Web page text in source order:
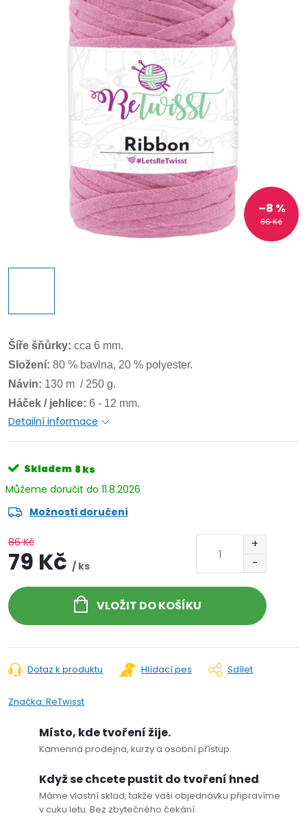
86 Kč
–8 %
Šíře šňůrky: cca 6 mm.
Složení: 80 % bavlna, 20 % polyester.
Návin: 130 m / 250 g.
Háček / jehlice: 6 - 12 mm.
Detailní informace
Skladem 8 ks
11.8.2026
Možnosti doručení
86 Kč
79 Kč / ks
VLOŽIT DO KOŠÍKU
Dotaz k produktu Hlídací pes Sdílet
Značka: ReTwisst
Místo, kde tvoření žije.
Kamenná prodejna, kurzy a osobní přístup.
Když se chcete pustit do tvoření hned
Máme vlastní sklad, takže vaši objednávku připravíme
v cuku letu. Bez zbytečného čekání.